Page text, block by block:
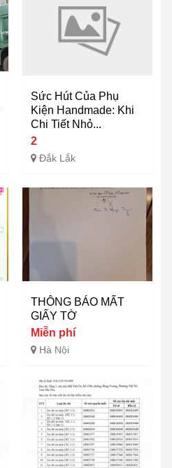
Sức Hút Của Phụ
Kiện Handmade: Khi
Chi Tiết Nhỏ...
2
Đắk Lắk
THÔNG BÁO MẤT
GIẤY TỜ
Miễn phí
Hà Nội